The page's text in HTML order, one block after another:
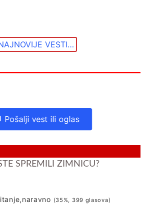
VESTI…
Pošalji vest ili oglas
SPREMILI ZIMNICU?
(35%, 399 glasova)